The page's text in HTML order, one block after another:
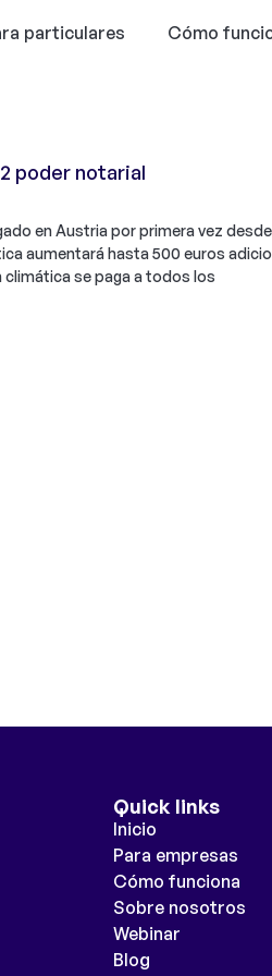
particulares Cómo
poder notarial
en Austria por primera vez
aumentará hasta 500 euros
climática se paga a todos los
Quick links
Inicio
Para empresas
Cómo funciona
Sobre nosotros
Webinar
Blog